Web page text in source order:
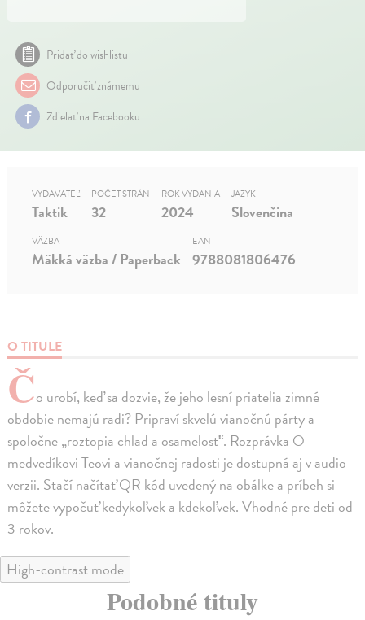
Pridať do wishlistu
Odporučiť známemu
Zdielať na Facebooku
O TITULE
Čo urobí, keď sa dozvie, že jeho lesní priatelia zimné
obdobie nemajú radi? Pripraví skvelú vianočnú párty a
spoločne „roztopia chlad a osamelosť“. Rozprávka O
medvedíkovi Teovi a vianočnej radosti je dostupná aj v audio
verzii. Stačí načítať QR kód uvedený na obálke a príbeh si
môžete vypočuť kedykoľvek a kdekoľvek. Vhodné pre deti od
3 rokov.
VYDAVATEĽ
Taktik
POČET STRÁN
32
ROK VYDANIA
2024
JAZYK
Slovenčina
VÄZBA
Mäkká väzba / Paperback
EAN
9788081806476
High-contrast mode
Podobné tituly